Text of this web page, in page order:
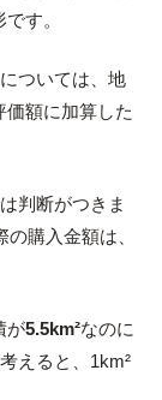
す。
ついては、地
額に加算した
判断がつきま
購入金額は、
が5.5km²なのに
えると、1km²